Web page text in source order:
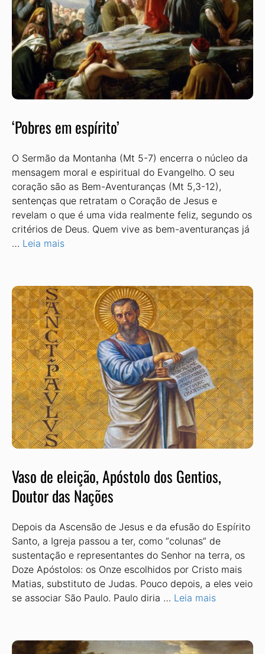
‘Pobres em espírito’
O Sermão da Montanha (Mt 5-7) encerra o núcleo da
mensagem moral e espiritual do Evangelho. O seu
coração são as Bem-Aventuranças (Mt 5,3-12),
sentenças que retratam o Coração de Jesus e
revelam o que é uma vida realmente feliz, segundo os
critérios de Deus. Quem vive as bem-aventuranças já
… Leia mais
Vaso de eleição, Apóstolo dos Gentios,
Doutor das Nações
Depois da Ascensão de Jesus e da efusão do Espírito
Santo, a Igreja passou a ter, como “colunas” de
sustentação e representantes do Senhor na terra, os
Doze Apóstolos: os Onze escolhidos por Cristo mais
Matias, substituto de Judas. Pouco depois, a eles veio
se associar São Paulo. Paulo diria … Leia mais